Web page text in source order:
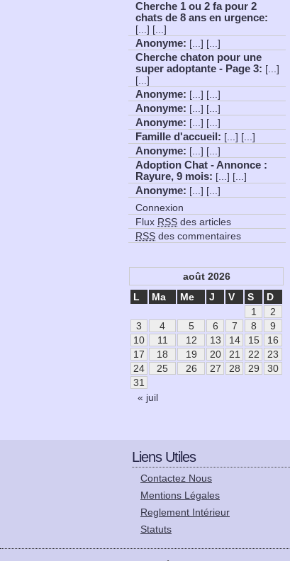
Cherche 1 ou 2 fa pour 2
chats de 8 ans en urgence:
[...] [...]
Anonyme: [...] [...]
Cherche chaton pour une
super adoptante - Page 3: [...]
[...]
Anonyme: [...] [...]
Anonyme: [...] [...]
Anonyme: [...] [...]
Famille d'accueil : [...] [...]
Anonyme: [...] [...]
Adoption Chat - Annonce :
Rayure, 9 mois: [...] [...]
Anonyme: [...] [...]
Connexion
Flux RSS des articles
RSS des commentaires
août 2026
L
Ma Me J V S D
« juil
1
2
3
4 5 6 7 8
9
10
11 12 13 14 15
16
17
18 19 20 21 22
23
24
25 26 27 28 29
30
31
Liens Utiles
Contactez Nous
Mentions Légales
Reglement Intérieur
Statuts